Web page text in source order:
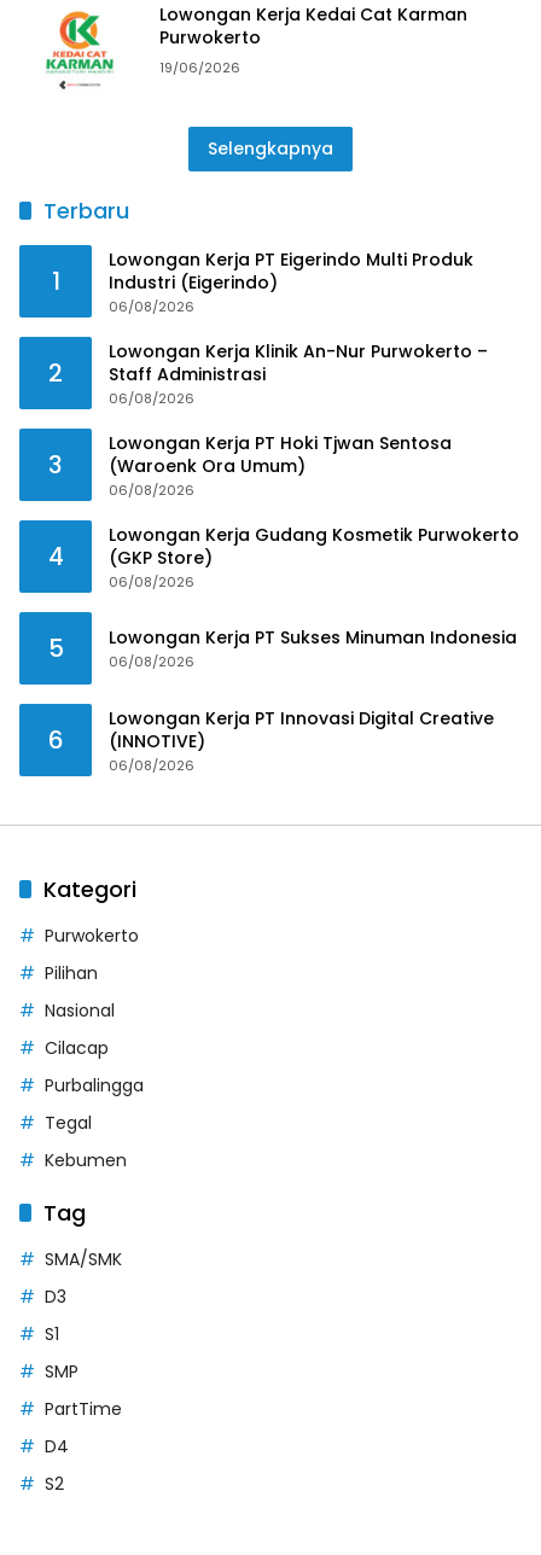
Lowongan Kerja Kedai Cat Karman
Purwokerto
19/06/2026
Selengkapnya
Terbaru
1
Lowongan Kerja PT Eigerindo Multi Produk
Industri (Eigerindo)
06/08/2026
2
Lowongan Kerja Klinik An-Nur Purwokerto –
Staff Administrasi
06/08/2026
3
Lowongan Kerja PT Hoki Tjwan Sentosa
(Waroenk Ora Umum)
06/08/2026
4
Lowongan Kerja Gudang Kosmetik Purwokerto
(GKP Store)
06/08/2026
5 Lowongan Kerja PT Sukses Minuman Indonesia
06/08/2026
6
Lowongan Kerja PT Innovasi Digital Creative
(INNOTIVE)
06/08/2026
Kategori
Purwokerto
Pilihan
Nasional
Cilacap
Purbalingga
Tegal
Kebumen
Tag
SMA/SMK
D3
S1
SMP
PartTime
D4
S2